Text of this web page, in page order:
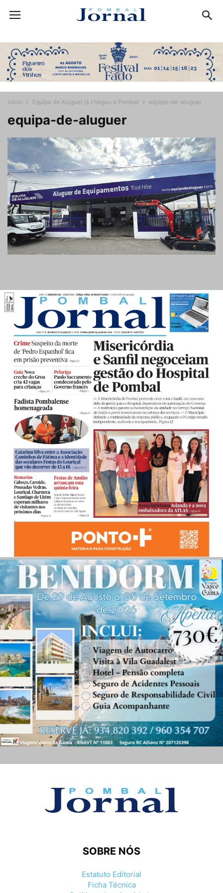
Início Equipa de Aluguer já chegou a Pombal equipa-de-aluguer
equipa-de-aluguer
SOBRE NÓS
Estatuto Editorial
Ficha Técnica